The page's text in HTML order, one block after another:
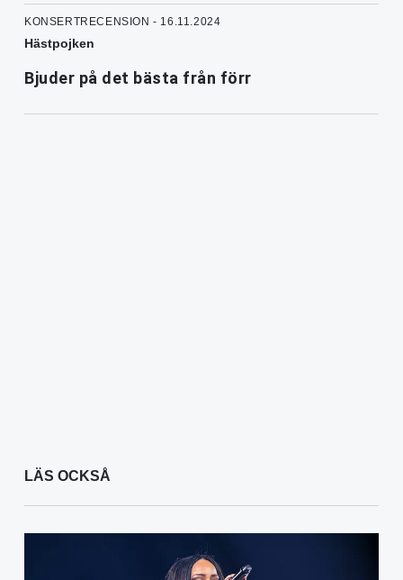
KONSERTRECENSION - 16.11.2024
Hästpojken
Bjuder på det bästa från förr
LÄS OCKSÅ